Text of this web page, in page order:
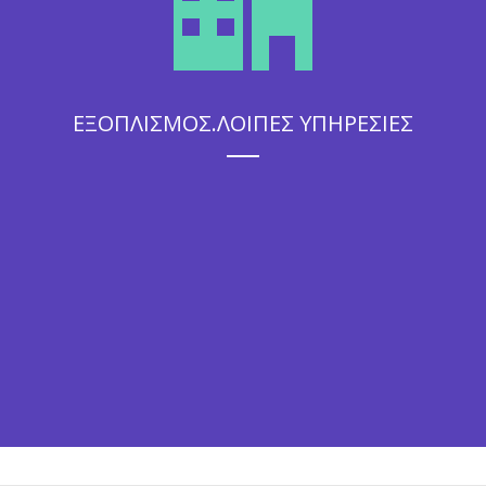
ΕΞΟΠΛΙΣΜΟΣ.ΛΟΙΠΕΣ ΥΠΗΡΕΣΙΕΣ